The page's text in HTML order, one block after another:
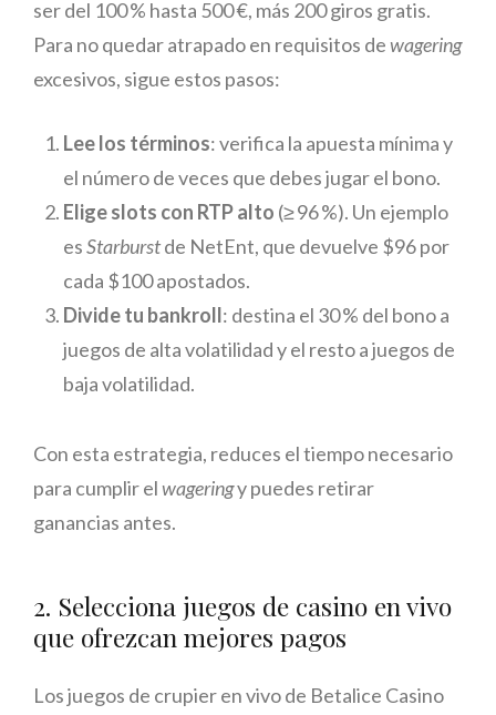
ser del 100 % hasta 500 €, más 200 giros gratis.
Para no quedar atrapado en requisitos dewagering
excesivos, sigue estos pasos:
Lee los términos: verifica la apuesta mínima y
el número de veces que debes jugar el bono.
Elige slots con RTP alto (≥ 96 %). Un ejemplo
esStarburstde NetEnt, que devuelve $96 por
cada $100 apostados.
Divide tu bankroll: destina el 30 % del bono a
juegos de alta volatilidad y el resto a juegos de
baja volatilidad.
Con esta estrategia, reduces el tiempo necesario
para cumplir elwageringy puedes retirar
ganancias antes.
2. Selecciona juegos de casino en vivo
que ofrezcan mejores pagos
Los juegos de crupier en vivo de Betalice Casino